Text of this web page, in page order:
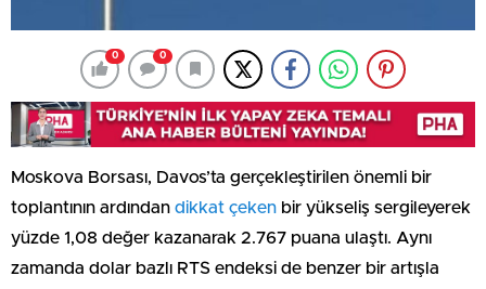
0 0
Moskova Borsası, Davos’ta gerçekleştirilen önemli bir
toplantının ardından dikkat çeken bir yükseliş sergileyerek
yüzde 1,08 değer kazanarak 2.767 puana ulaştı. Aynı
zamanda dolar bazlı RTS endeksi de benzer bir artışla